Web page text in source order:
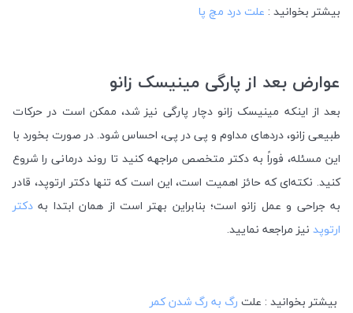
بیشتر بخوانید : علت درد مچ پا
عوارض بعد از پارگی مینیسک زانو
بعد از اینکه مینیسک زانو دچار پارگی نیز شد، ممکن است در حرکات
طبیعی زانو، دردهای مداوم و پی در پی، احساس شود. در صورت بخورد با
این مسئله، فوراً به دکتر متخصص مراجهه کنید تا روند درمانی را شروع
کنید. نکته‌ای که حائز اهمیت است، این است که تنها دکتر ارتوپد، قادر
به جراحی و عمل زانو است؛ بنابراین بهتر است از همان ابتدا به دکتر
ارتوپد نیز مراجعه نمایید.
بیشتر بخوانید : علت رگ به رگ شدن کمر